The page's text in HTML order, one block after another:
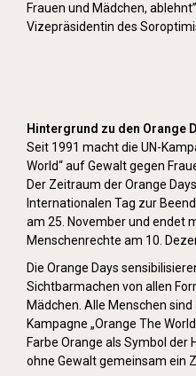
Frauen und Mädchen,
Vizepräsidentin des
Hintergrund zu den Orange
Seit 1991 macht die UN-
World“ auf Gewalt gegen
Der Zeitraum der Orange
Internationalen Tag zur
am 25. November und endet
Menschenrechte am 10.
Die Orange Days
Sichtbarmachen von allen
Mädchen. Alle Menschen
Kampagne „Orange The
Farbe Orange als Symbol
ohne Gewalt gemeinsam ein